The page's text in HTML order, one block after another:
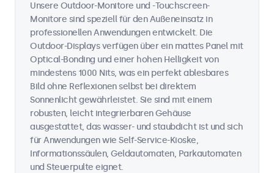
Unsere Outdoor-Monitore und -Touchscreen-
Monitore sind speziell für den Außeneinsatz in
professionellen Anwendungen entwickelt. Die
Outdoor-Displays verfügen über ein mattes Panel mit
Optical-Bonding und einer hohen Helligkeit von
mindestens 1000 Nits, was ein perfekt ablesbares
Bild ohne Reflexionen selbst bei direktem
Sonnenlicht gewährleistet. Sie sind mit einem
robusten, leicht integrierbaren Gehäuse
ausgestattet, das wasser- und staubdicht ist und sich
für Anwendungen wie Self-Service-Kioske,
Informationssäulen, Geldautomaten, Parkautomaten
und Steuerpulte eignet.